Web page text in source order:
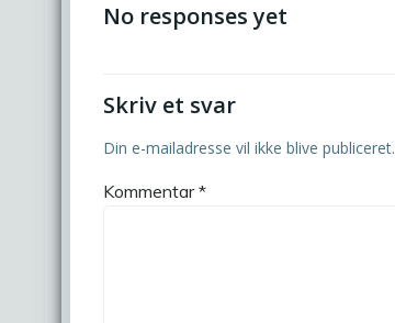
No responses yet
Skriv et svar
Din e-mailadresse vil ikke blive publiceret.
Kommentar*